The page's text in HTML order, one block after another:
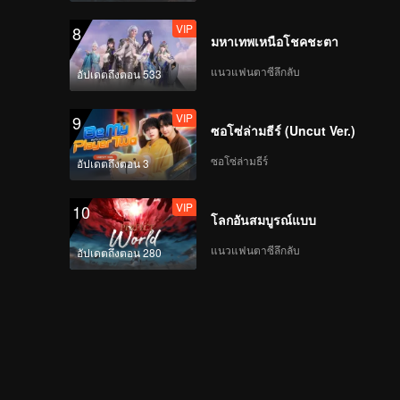
8
อัปเดตถึงตอน 533
VIP
มหาเทพเหนือโชคชะตา
แนวแฟนตาซีลึกลับ
9
อัปเดตถึงตอน 3
VIP
ซอโซ่ล่ามธีร์ (Uncut Ver.)
ซอโซ่ล่ามธีร์
10
อัปเดตถึงตอน 280
VIP
โลกอันสมบูรณ์แบบ
แนวแฟนตาซีลึกลับ